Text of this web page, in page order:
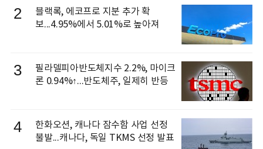
2
블랙록, 에코프로 지분 추가 확
보...4.95%에서 5.01%로 높아져
3
필라델피아반도체지수 2.2%, 마이크
론 0.94%↑...반도체주, 일제히 반등
4
한화오션, 캐나다 잠수함 사업 선정
불발...캐나다, 독일 TKMS 선정 발표